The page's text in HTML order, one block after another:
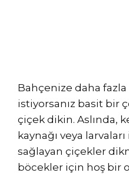
Bahçenize daha
istiyorsanız basit bir
çiçek dikin. Aslında,
kaynağı veya
sağlayan çiçekler
böcekler için hoş bir